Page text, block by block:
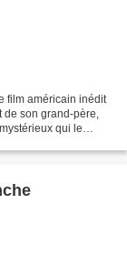
film américain inédit
son grand-père,
qui le